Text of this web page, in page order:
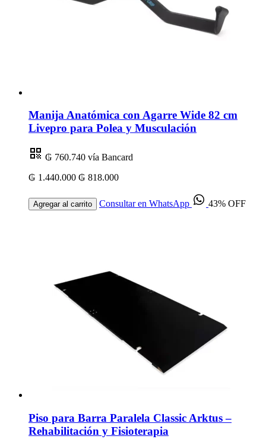
Manija Anatómica con Agarre Wide 82 cm
Livepro para Polea y Musculación
₲ 760.740 vía Bancard
₲ 1.440.000 ₲ 818.000
Agregar al carrito Consultar en WhatsApp 43% OFF
Piso para Barra Paralela Classic Arktus –
Rehabilitación y Fisioterapia